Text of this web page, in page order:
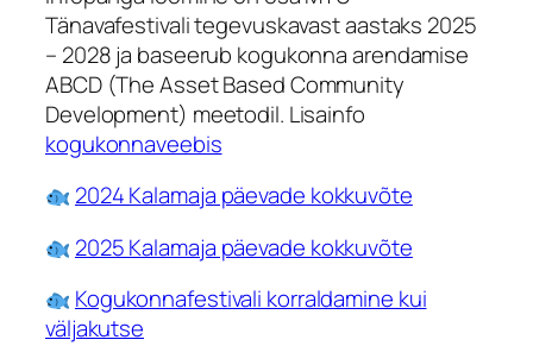
Tänavafestivali tegevuskavast aastaks 2025
– 2028 ja baseerub kogukonna arendamise
ABCD (The Asset Based Community
Development) meetodil. Lisainfo
kogukonnaveebis
2024 Kalamaja päevade kokkuvõte
2025 Kalamaja päevade kokkuvõte
Kogukonnafestivali korraldamine kui
väljakutse